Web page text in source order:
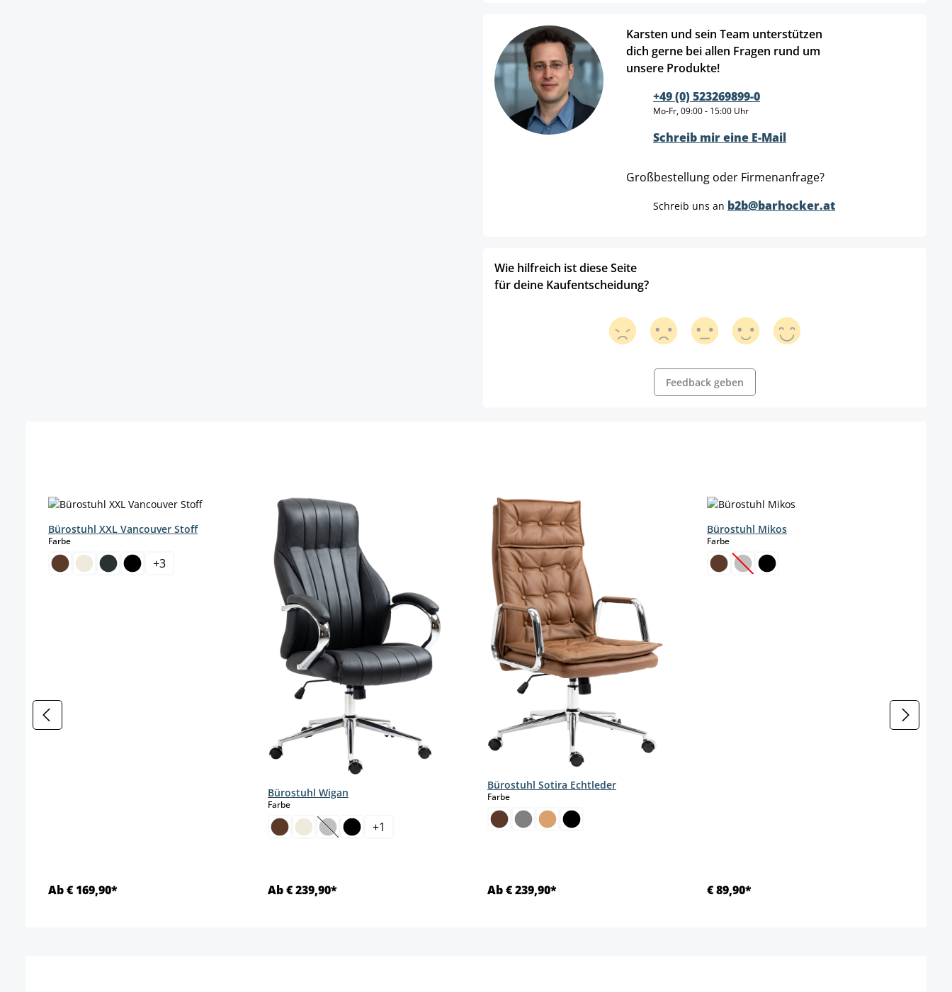
Karsten und sein Team unterstützen
dich gerne bei allen Fragen rund um
unsere Produkte!
+49 (0) 523269899-0
Mo-Fr, 09:00 - 15:00 Uhr
Schreib mir eine E-Mail
Großbestellung oder Firmenanfrage?
Schreib uns an b2b@barhocker.at
Wie hilfreich ist diese Seite
für deine Kaufentscheidung?
Feedback geben
Bürostuhl XXL Vancouver Stoff
Farbeauswählen
+3
Ab € 169,90*
Bürostuhl Wigan
Farbeauswählen
(Diese Option ist zurzeit nicht verfügbar.)
+1
Ab € 239,90*
Bürostuhl Sotira Echtleder
Farbeauswählen
Ab € 239,90*
Bürostuhl Mikos
Farbeauswählen
(Diese Option ist zurzeit nicht verfügbar.)
€ 89,90*